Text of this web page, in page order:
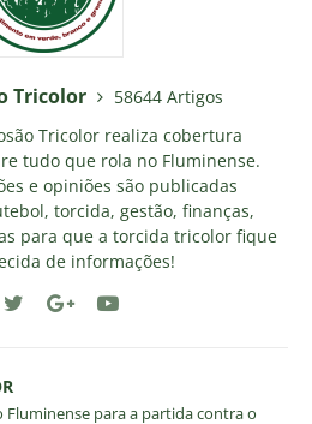
Tricolor
58644 Artigos
Tricolor realiza cobertura
tudo que rola no Fluminense.
e opiniões são publicadas
torcida, gestão, finanças,
para que a torcida tricolor fique
de informações!
Fluminense para a partida contra o